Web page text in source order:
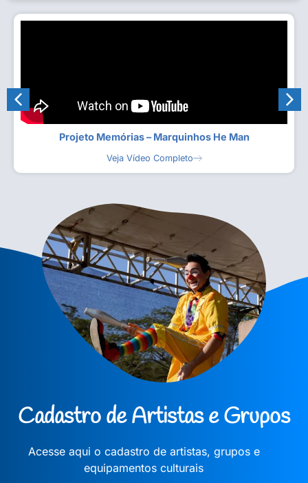
Projeto Memórias – Marquinhos He Man
Veja Vídeo Completo
Cadastro de Artistas e Grupos
Acesse aqui o cadastro de artistas, grupos e
equipamentos culturais